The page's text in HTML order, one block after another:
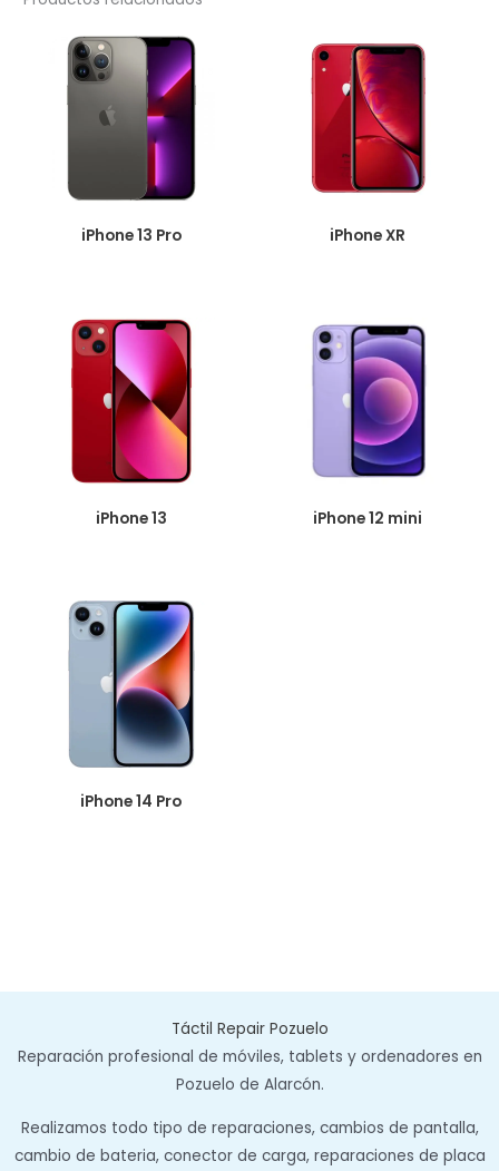
iPhone 13 Pro iPhone XR
iPhone 13 iPhone 12 mini
iPhone 14 Pro
Táctil Repair Pozuelo
Reparación profesional de móviles, tablets y ordenadores en
Pozuelo de Alarcón.
Realizamos todo tipo de reparaciones, cambios de pantalla,
cambio de bateria, conector de carga, reparaciones de placa